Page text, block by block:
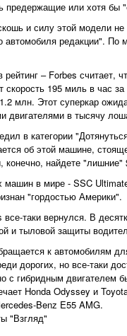
предержащие или хотя
и силу этой модели
редакции". По
– Forbes
скорость 195 миль в
млн. Этот суперкар
двигателями в тысячу
в категории
об этой машине,
конечно, найдете
в мире - SSC
"гордостью Америки".
все-таки вернулся. В
и тыловой защиты
к автомобилям
дорогих, но все-таки
с гибридным
Honda Odyssey и
Benz E55 AMG.
"Взгляд"